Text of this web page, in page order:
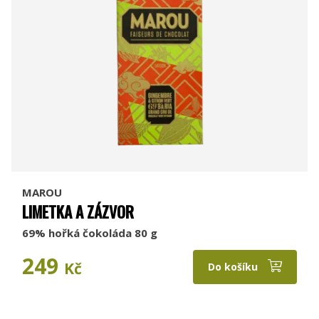
MAROU
LIMETKA A ZÁZVOR
69% hořká čokoláda 80 g
249 Kč Do košíku